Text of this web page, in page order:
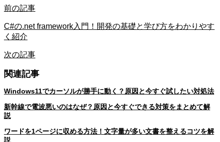
前の記事
C#の.net framework入門！開発の基礎と学び方をわかりやす
く紹介
次の記事
関連記事
Windows11でカーソルが勝手に動く？原因と今すぐ試したい対処法
新幹線で電波悪いのはなぜ？原因と今すぐできる対策をまとめて解
説
ワードを1ページに収める方法！文字量が多い文書を整えるコツを解
説